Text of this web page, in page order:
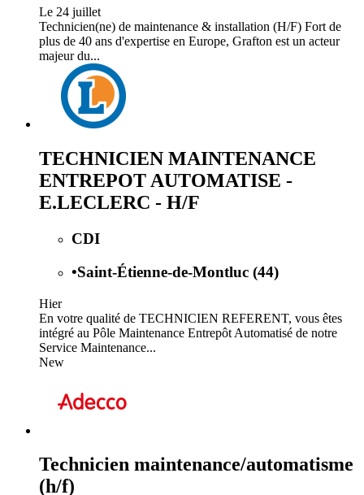
Le 24 juillet
Technicien(ne) de maintenance & installation (H/F) Fort de
plus de 40 ans d'expertise en Europe, Grafton est un acteur
majeur du...
TECHNICIEN MAINTENANCE
ENTREPOT AUTOMATISE -
E.LECLERC - H/F
CDI
•Saint-Étienne-de-Montluc (44)
Hier
En votre qualité de TECHNICIEN REFERENT, vous êtes
intégré au Pôle Maintenance Entrepôt Automatisé de notre
Service Maintenance...
New
Technicien maintenance/automatisme
(h/f)